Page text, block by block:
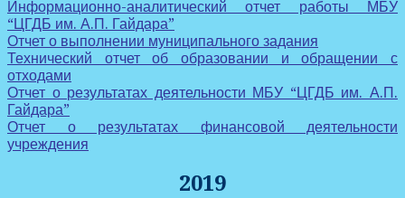
Информационно-аналитический отчет работы МБУ
“ЦГДБ им. А.П. Гайдара”
Отчет о выполнении муниципального задания
Технический отчет об образовании и обращении с
отходами
Отчет о результатах деятельности МБУ “ЦГДБ им. А.П.
Гайдара”
Отчет о результатах финансовой деятельности
учреждения
2019